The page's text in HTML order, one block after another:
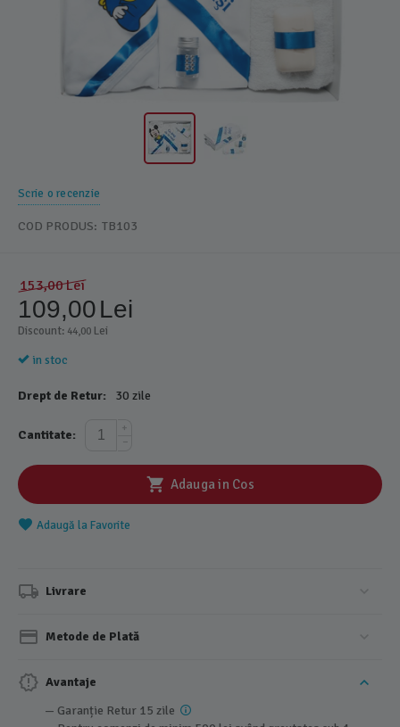
Scrie o recenzie
COD PRODUS: TB103
153,00Lei
109,00Lei
Discount: 44,00 Lei
in stoc
Drept de Retur: 30 zile
Cantitate:
+
−
Adauga in Cos
Adaugă la Favorite
Livrare
Metode de Plată
Avantaje
— Garanție Retur 15 zile